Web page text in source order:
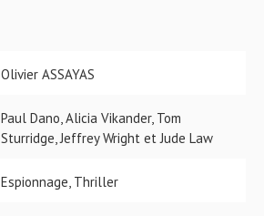
Olivier ASSAYAS
Paul Dano, Alicia Vikander, Tom
Sturridge, Jeffrey Wright et Jude Law
Espionnage, Thriller